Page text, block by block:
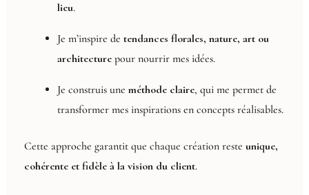
lieu.
Je m’inspire de tendances florales, nature, art ou
architecturepour nourrir mes idées.
Je construis une méthode claire, qui me permet de
transformer mes inspirations en concepts réalisables.
Cette approche garantit que chaque création reste unique,
cohérente et fidèle à la vision du client.